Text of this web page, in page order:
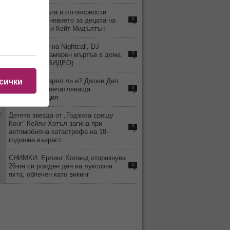
Строги правила и отговорности:
какво е ежедневието за децата на
принц Уилям и Кейт Мидълтън
0
Хитмейкърът на Nightcall, DJ
Kavinsky, е намерен мъртъв в дома
си в Париж (ВИДЕО)
0
ВИДЕО: Остарял ли е? Джони Деп
изненада с впечатляваща
трансформация
0
Детето звезда от „Годзила срещу
Конг“ Кейли Хотъл загина при
автомобилна катастрофа на 18-
годишна възраст
0
СНИМКИ: Ерлинг Холанд отпразнува
26-ия си рожден ден на луксозна
яхта, облечен като викинг
0